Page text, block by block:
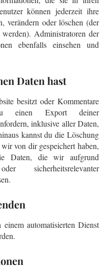
können jederzeit ihre
verändern oder löschen (der
Administratoren der
ebenfalls einsehen und
Daten hast
besitzt oder Kommentare
einen Export deiner
inklusive aller Daten,
kannst du die Löschung
von dir gespeichert haben,
Daten, die wir aufgrund
sicherheitsrelevanter
automatisierten Dienst